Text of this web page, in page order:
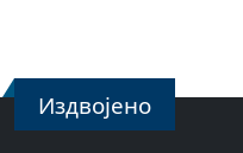
Издвојено